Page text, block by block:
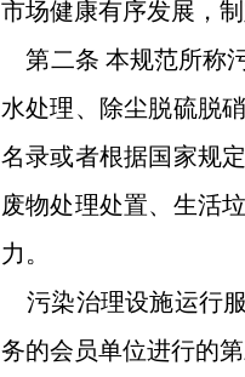
市场健康有序发展，制
第二条 本规范所称
水处理、除尘脱硫脱
名录或者根据国家规
废物处理处置、生活
力。
污染治理设施运行
务的会员单位进行的第